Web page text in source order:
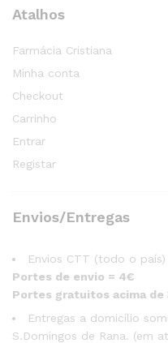
Atalhos
Farmácia Cristiana
Minha conta
Checkout
Carrinho
Entrar
Registar
Envios/Entregas
Envios CTT (todo o país)
Portes de envio = 4€
Portes gratuitos acima de
Entregas a domicílio
S.Domingos de Rana. (em